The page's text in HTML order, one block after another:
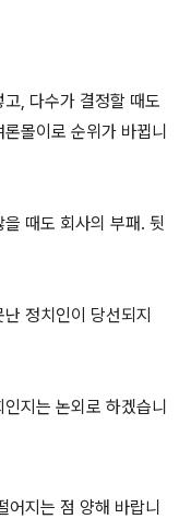
, 다수가 결정할 때도
몰이로 순위가 바뀝니
때도 회사의 부패. 뒷
정치인이 당선되지
지는 논외로 하겠습니
어지는 점 양해 바랍니